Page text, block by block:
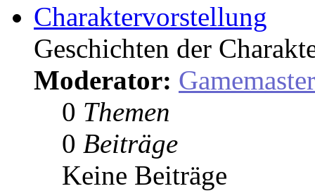
Charaktervorstellung
Geschichten der
Moderator: Gamemaster
0 Themen
0 Beiträge
Keine Beiträge